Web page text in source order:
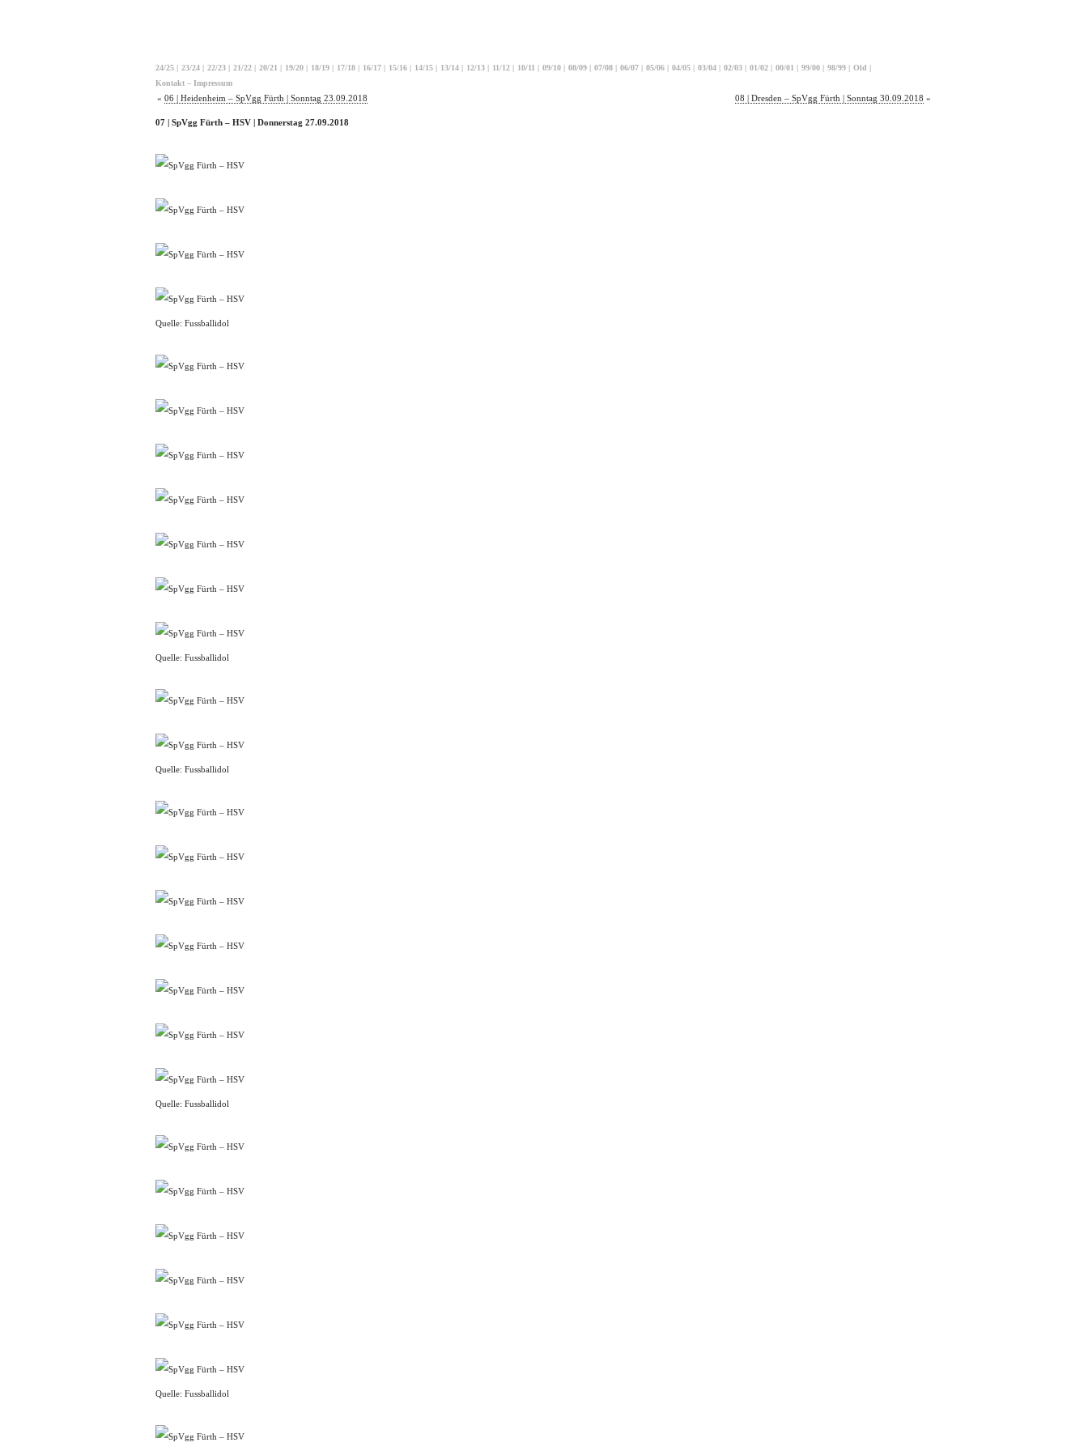
24/25 | 23/24 | 22/23 | 21/22 | 20/21 | 19/20 | 18/19 | 17/18 | 16/17 | 15/16 | 14/15 | 13/14 | 12/13 | 11/12 | 10/11 | 09/10 | 08/09 | 07/08 | 06/07 | 05/06 | 04/05 | 03/04 | 02/03 | 01/02 | 00/01 | 99/00 | 98/99 | Old |
Kontakt – Impressum
« 06 | Heidenheim – SpVgg Fürth | Sonntag 23.09.2018 08 | Dresden – SpVgg Fürth | Sonntag 30.09.2018 »
07 | SpVgg Fürth – HSV | Donnerstag 27.09.2018
Quelle: Fussballidol
Quelle: Fussballidol
Quelle: Fussballidol
Quelle: Fussballidol
Quelle: Fussballidol